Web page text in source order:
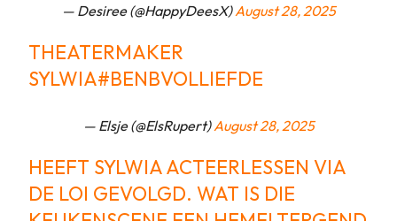
— Desiree (@HappyDeesX)August 28, 2025
THEATERMAKER
SYLWIA#BENBVOLLIEFDE
— Elsje (@ElsRupert)August 28, 2025
HEEFT SYLWIA ACTEERLESSEN VIA
DE LOI GEVOLGD. WAT IS DIE